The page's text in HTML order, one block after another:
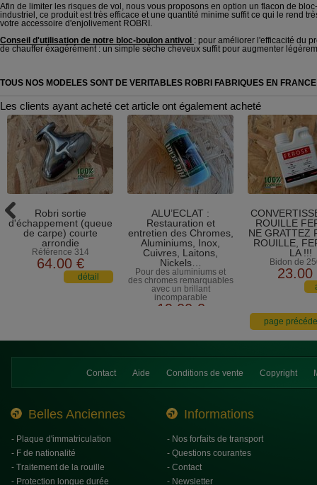
Afin de limiter les risques de vol, nous vous proposons en option un flacon de
industriel, ce produit est très efficace et une quantité minime suffit ce qui le rend
votre accessoire d'enjolivement ROBRI.
Conseil d'utilisation de notre bloc-boulon antivol : pour améliorer l'efficacité du
de chauffer éxagérément : un simple sèche cheveux suffit pour augmenter
TOUS NOS MODELES SONT DE VERITABLES ROBRI FABRIQUES EN
Les clients ayant acheté cet article ont également acheté
Robri sortie
d'échappement (queue
de carpe) courte
arrondie
Référence 314
64.00 €
ALU’ECLAT :
Restauration et
entretien des Chromes,
Aluminiums, Inox,
Cuivres, Laitons,
Nickels…
Pour des aluminiums et
des chromes remarquables
avec un brillant
incomparable
19 .00 €
ROUILLE
NE GRATTEZ
ROUILLE,
LA !!!
Bidon de
23.00
Contact Aide Conditions de vente Copyright
Belles Anciennes Informations
- Plaque d'immatriculation
- F de nationalité
- Traitement de la rouille
- Protection longue durée
- Nos forfaits de transport
- Questions courantes
- Contact
- Newsletter